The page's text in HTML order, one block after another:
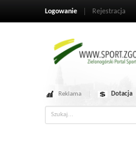
Logowanie Rejestracja
Reklama Dotacja